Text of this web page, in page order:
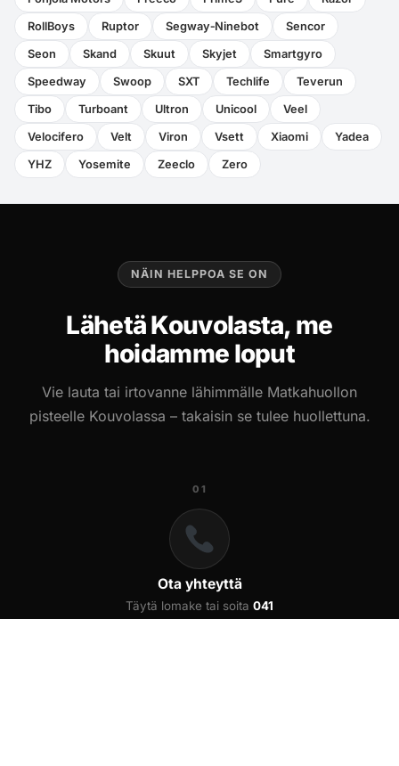
RollBoys Ruptor Segway‑Ninebot Sencor
Seon Skand Skuut Skyjet Smartgyro
Speedway Swoop SXT Techlife Teverun
Tibo Turboant Ultron Unicool Veel
Velocifero Velt Viron Vsett Xiaomi Yadea
YHZ Yosemite Zeeclo Zero
NÄIN HELPPOA SE ON
Lähetä Kouvolasta, me
hoidamme loput
Vie lauta tai irtovanne lähimmälle Matkahuollon
pisteelle Kouvolassa – takaisin se tulee huollettuna.
01
Ota yhteyttä
Täytä lomake tai soita 041